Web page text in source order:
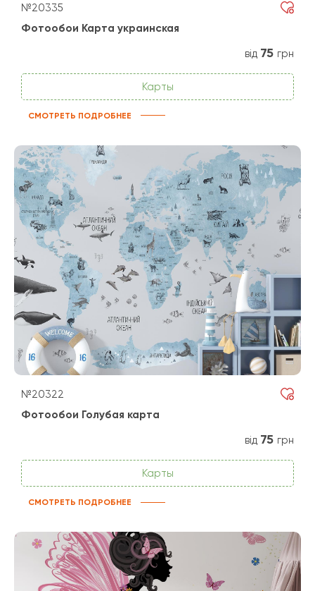
№20335
Фотообои Карта украинская
від 75 грн
Карты
СМОТРЕТЬ ПОДРОБНЕЕ
№20322
Фотообои Голубая карта
від 75 грн
Карты
СМОТРЕТЬ ПОДРОБНЕЕ